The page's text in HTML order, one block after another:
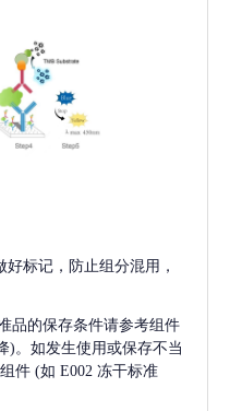
标记，防止组分混用，
品的保存条件请参考组件
)。如发生使用或保存不当
件 (如 E002 冻干标准